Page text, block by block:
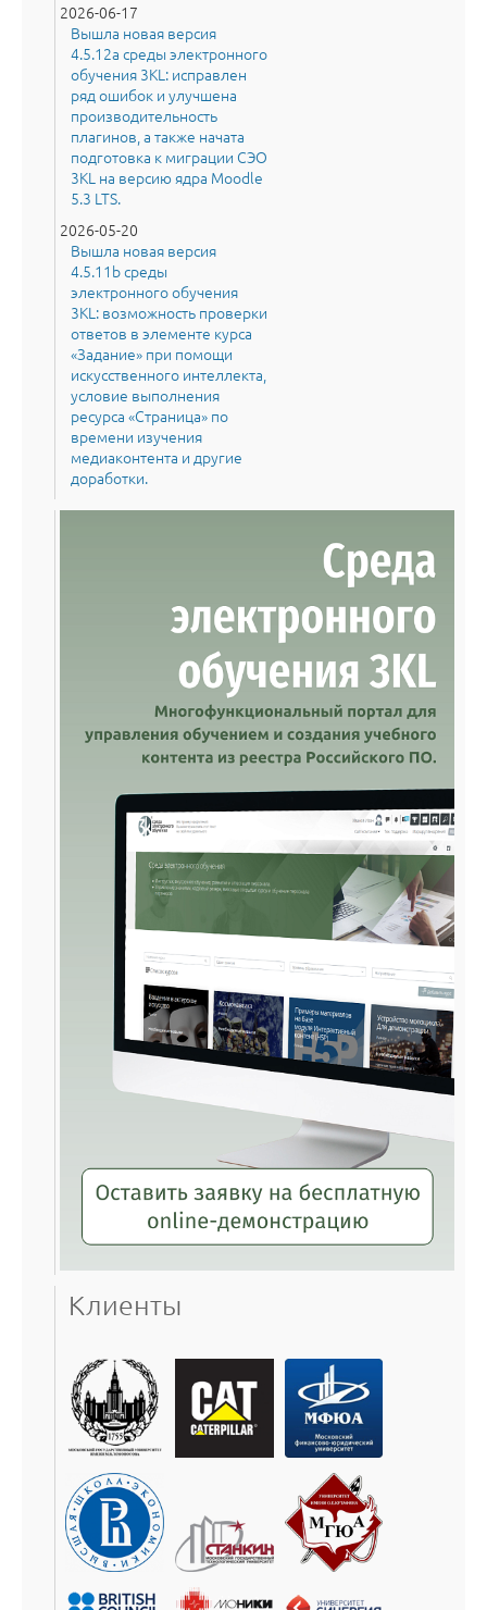
2026-06-17
Вышла новая версия
4.5.12a среды электронного
обучения 3KL: исправлен
ряд ошибок и улучшена
производительность
плагинов, а также начата
подготовка к миграции СЭО
3KL на версию ядра Moodle
5.3 LTS.
2026-05-20
Вышла новая версия
4.5.11b среды
электронного обучения
3KL: возможность проверки
ответов в элементе курса
«Задание» при помощи
искусственного интеллекта,
условие выполнения
ресурса «Страница» по
времени изучения
медиаконтента и другие
доработки.
Клиенты